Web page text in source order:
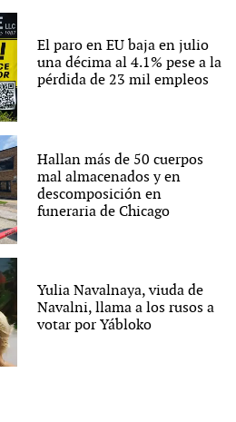
El paro en EU baja en julio
una décima al 4.1% pese a la
pérdida de 23 mil empleos
Hallan más de 50 cuerpos
mal almacenados y en
descomposición en
funeraria de Chicago
Yulia Navalnaya, viuda de
Navalni, llama a los rusos a
votar por Yábloko